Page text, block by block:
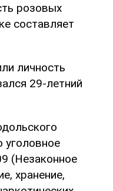
розовых
составляет
личность
29-летний
уголовное
(Незаконное
хранение,